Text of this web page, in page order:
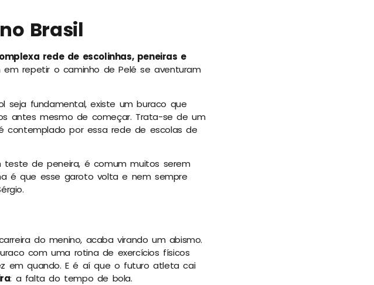
Brasil
rede de escolinhas, peneiras e
repetir o caminho de Pelé se aventuram
fundamental, existe um buraco que
antes mesmo de começar. Trata-se de um
contemplado por essa rede de escolas de
teste de peneira, é comum muitos serem
é que esse garoto volta e nem sempre
do menino, acaba virando um abismo.
com uma rotina de exercícios físicos
em quando. E é aí que o futuro atleta cai
: a falta do tempo de bola.